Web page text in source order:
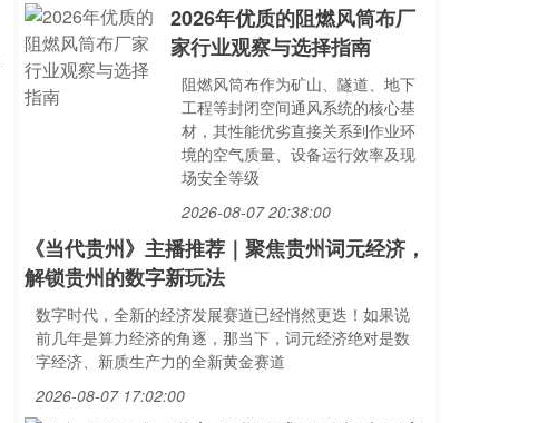
2026年优质的阻燃风筒布厂
家行业观察与选择指南
阻燃风筒布作为矿山、隧道、地下
工程等封闭空间通风系统的核心基
材，其性能优劣直接关系到作业环
境的空气质量、设备运行效率及现
场安全等级
2026-08-07 20:38:00
《当代贵州》主播推荐｜聚焦贵州词元经济，
解锁贵州的数字新玩法
数字时代，全新的经济发展赛道已经悄然更迭！如果说
前几年是算力经济的角逐，那当下，词元经济绝对是数
字经济、新质生产力的全新黄金赛道
2026-08-07 17:02:00